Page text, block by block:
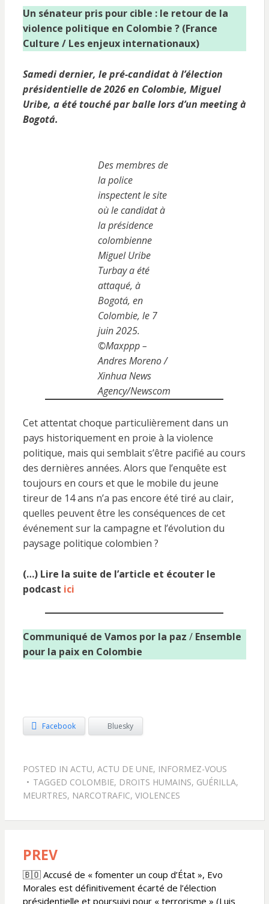
Un sénateur pris pour cible : le retour de la
violence politique en Colombie ? (France
Culture / Les enjeux internationaux)
Samedi dernier, le pré-candidat à l’élection
présidentielle de 2026 en Colombie, Miguel
Uribe, a été touché par balle lors d’un meeting à
Bogotá.
Des membres de
la police
inspectent le site
où le candidat à
la présidence
colombienne
Miguel Uribe
Turbay a été
attaqué, à
Bogotá, en
Colombie, le 7
juin 2025.
©Maxppp –
Andres Moreno /
Xinhua News
Agency/Newscom
Cet attentat choque particulièrement dans un
pays historiquement en proie à la violence
politique, mais qui semblait s’être pacifié au cours
des dernières années. Alors que l’enquête est
toujours en cours et que le mobile du jeune
tireur de 14 ans n’a pas encore été tiré au clair,
quelles peuvent être les conséquences de cet
événement sur la campagne et l’évolution du
paysage politique colombien ?
(…) Lire la suite de l’article et écouter le
podcast ici
Communiqué de Vamos por la paz / Ensemble
pour la paix en Colombie
Facebook Bluesky
POSTED IN ACTU, ACTU DE UNE, INFORMEZ-VOUS
TAGGED COLOMBIE, DROITS HUMAINS, GUÉRILLA,
MEURTRES, NARCOTRAFIC, VIOLENCES
Navigation
de
l’article
PREV
🇧🇴 Accusé de « fomenter un coup d’État », Evo
Morales est définitivement écarté de l’élection
présidentielle et poursuivi pour « terrorisme » (Luis